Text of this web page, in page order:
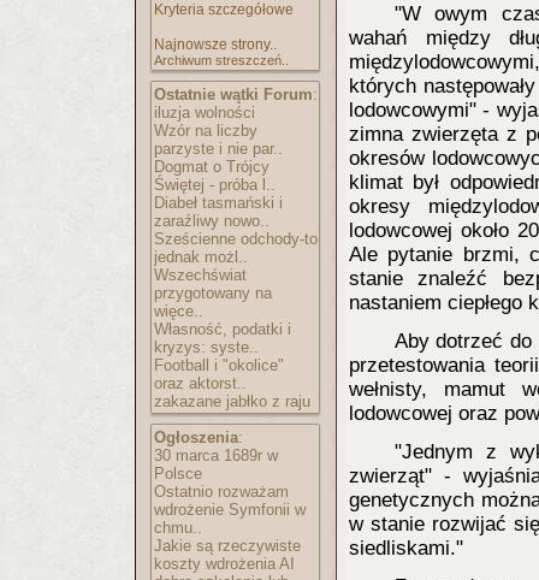
Kryteria szczegółowe
Najnowsze strony..
Archiwum streszczeń..
Ostatnie wątki Forum:
iluzja wolności
Wzór na liczby
parzyste i nie par..
Dogmat o Trójcy
Świętej - próba l..
Diabeł tasmański i
zaraźliwy nowo..
Sześcienne odchody-to
jednak możl..
Wszechświat
przygotowany na
więce..
Własność, podatki i
kryzys: syste..
Football i "okolice"
oraz aktorst..
zakazane jabłko z raju
Ogłoszenia:
30 marca 1689r w
Polsce
Ostatnio rozważam
wdrożenie Symfonii w
chmu..
Jakie są rzeczywiste
koszty wdrożenia AI
"W owym
wahań między
których
lodowcowymi" -
zimna zwierzęta z
okresów
klimat był
okresy
lodowcowej około
Ale pytanie brzmi,
stanie znaleźć
nastaniem ciepłego
Aby dotrzeć do
przetestowania
wełnisty, mamut
lodowcowej oraz
"Jednym z
zwierząt" -
genetycznych
w stanie rozwijać
siedliskami."